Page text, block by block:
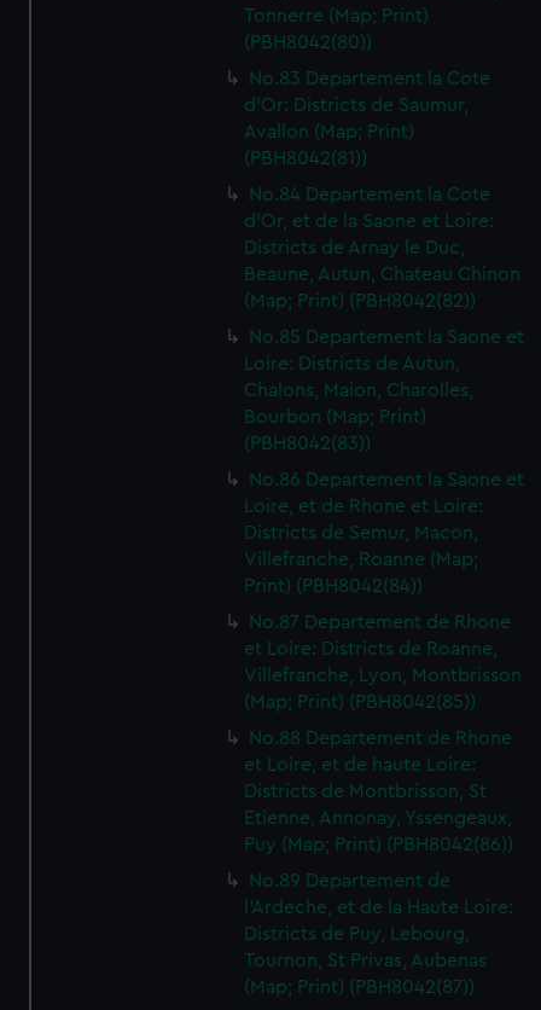
Tonnerre (Map; Print)
(PBH8042(80))
No.83 Departement la Cote
d'Or: Districts de Saumur,
Avallon (Map; Print)
(PBH8042(81))
No.84 Departement la Cote
d'Or, et de la Saone et Loire:
Districts de Arnay le Duc,
Beaune, Autun, Chateau Chinon
(Map; Print) (PBH8042(82))
No.85 Departement la Saone et
Loire: Districts de Autun,
Chalons, Maion, Charolles,
Bourbon (Map; Print)
(PBH8042(83))
No.86 Departement la Saone et
Loire, et de Rhone et Loire:
Districts de Semur, Macon,
Villefranche, Roanne (Map;
Print) (PBH8042(84))
No.87 Departement de Rhone
et Loire: Districts de Roanne,
Villefranche, Lyon, Montbrisson
(Map; Print) (PBH8042(85))
No.88 Departement de Rhone
et Loire, et de haute Loire:
Districts de Montbrisson, St
Etienne, Annonay, Yssengeaux,
Puy (Map; Print) (PBH8042(86))
No.89 Departement de
l'Ardeche, et de la Haute Loire:
Districts de Puy, Lebourg,
Tournon, St Privas, Aubenas
(Map; Print) (PBH8042(87))